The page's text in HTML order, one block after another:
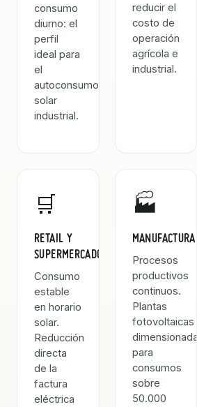
consumo
diurno: el
perfil
ideal para
el
autoconsumo
solar
industrial.
reducir el
costo de
operación
agrícola e
industrial.
🛒
RETAIL Y
SUPERMERCADOS
Consumo
estable
en horario
solar.
Reducción
directa
de la
factura
eléctrica
🏭
MANUFACTURA
Procesos
productivos
continuos.
Plantas
fotovoltaicas
dimensionadas
para
consumos
sobre
50.000